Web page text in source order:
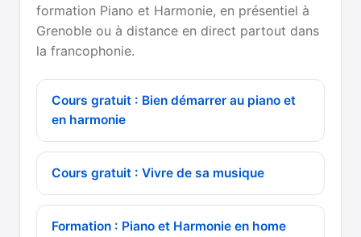
formation Piano et Harmonie, en présentiel à
Grenoble ou à distance en direct partout dans
la francophonie.
Cours gratuit : Bien démarrer au piano et
en harmonie
Cours gratuit : Vivre de sa musique
Formation : Piano et Harmonie en home